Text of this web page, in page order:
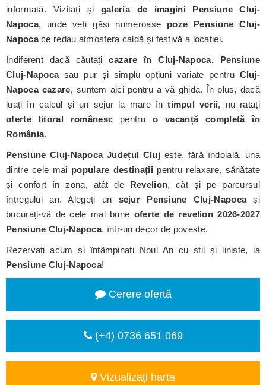
informată. Vizitați și galeria de imagini Pensiune Cluj-
Napoca, unde veți găsi numeroase poze Pensiune Cluj-
Napocace redau atmosfera caldă și festivă a locației.
Indiferent dacă căutațicazare în Cluj-Napoca, Pensiune
Cluj-Napocasau pur și simplu opțiuni variate pentru Cluj-
Napoca cazare, suntem aici pentru a vă ghida. În plus, dacă
luați în calcul și un sejur la mare întimpul verii, nu ratați
oferte litoral românesc pentru o vacanță completă în
România.
Pensiune Cluj-Napoca Județul Cluj este, fără îndoială, una
dintre cele mai populare destinații pentru relaxare, sănătate
și confort în zona, atât de Revelion, cât și pe parcursul
întregului an. Alegeți un sejur Pensiune Cluj-Napocași
bucurați-vă de cele mai bune oferte de revelion 2026-2027
Pensiune Cluj-Napoca, într-un decor de poveste.
Rezervați acum și întâmpinați Noul An cu stil și liniște, la
Pensiune Cluj-Napoca!
Cerere ofertă
(+4) 0736 651 069
Vizualizați harta